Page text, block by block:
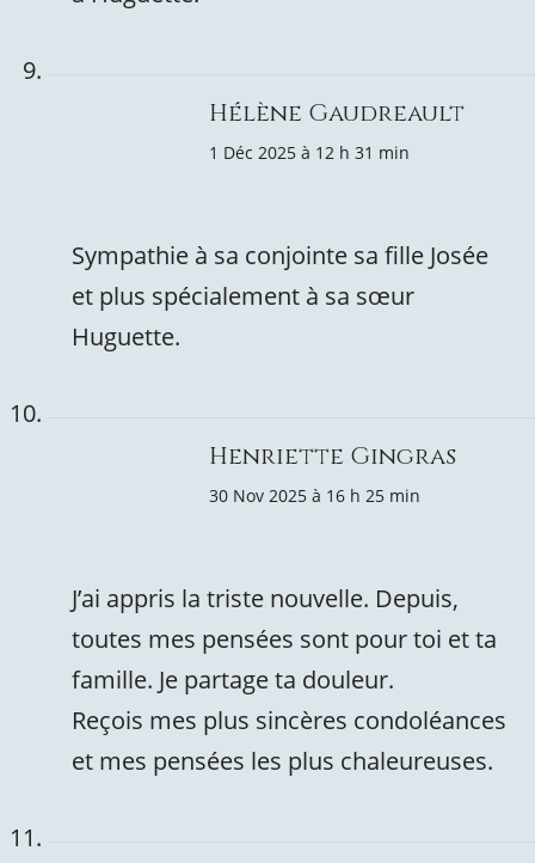
Hélène Gaudreault
1 Déc 2025 à 12 h 31 min
Sympathie à sa conjointe sa fille Josée
et plus spécialement à sa sœur
Huguette.
Henriette Gingras
30 Nov 2025 à 16 h 25 min
J’ai appris la triste nouvelle. Depuis,
toutes mes pensées sont pour toi et ta
famille. Je partage ta douleur.
Reçois mes plus sincères condoléances
et mes pensées les plus chaleureuses.